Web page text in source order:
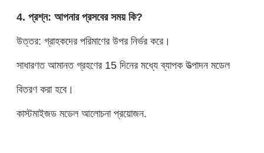
4. প্রশ্ন: আপনার প্রসবের সময় কি?
উত্তর: গ্রাহকদের পরিমাণের উপর নির্ভর করে।
সাধারণত আমানত গ্রহণের 15 দিনের মধ্যে ব্যাপক উত্পাদন মডেল
বিতরণ করা হবে।
কাস্টমাইজড মডেল আলোচনা প্রয়োজন.